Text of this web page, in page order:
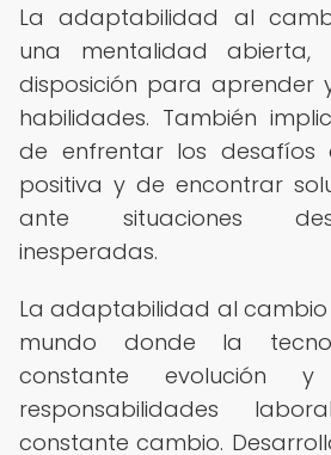
La adaptabilidad al
una mentalidad abierta,
disposición para aprender
habilidades. También
de enfrentar los desafíos
positiva y de encontrar
ante situaciones
inesperadas.
La adaptabilidad al cambio
mundo donde la
constante
responsabilidades
constante cambio.